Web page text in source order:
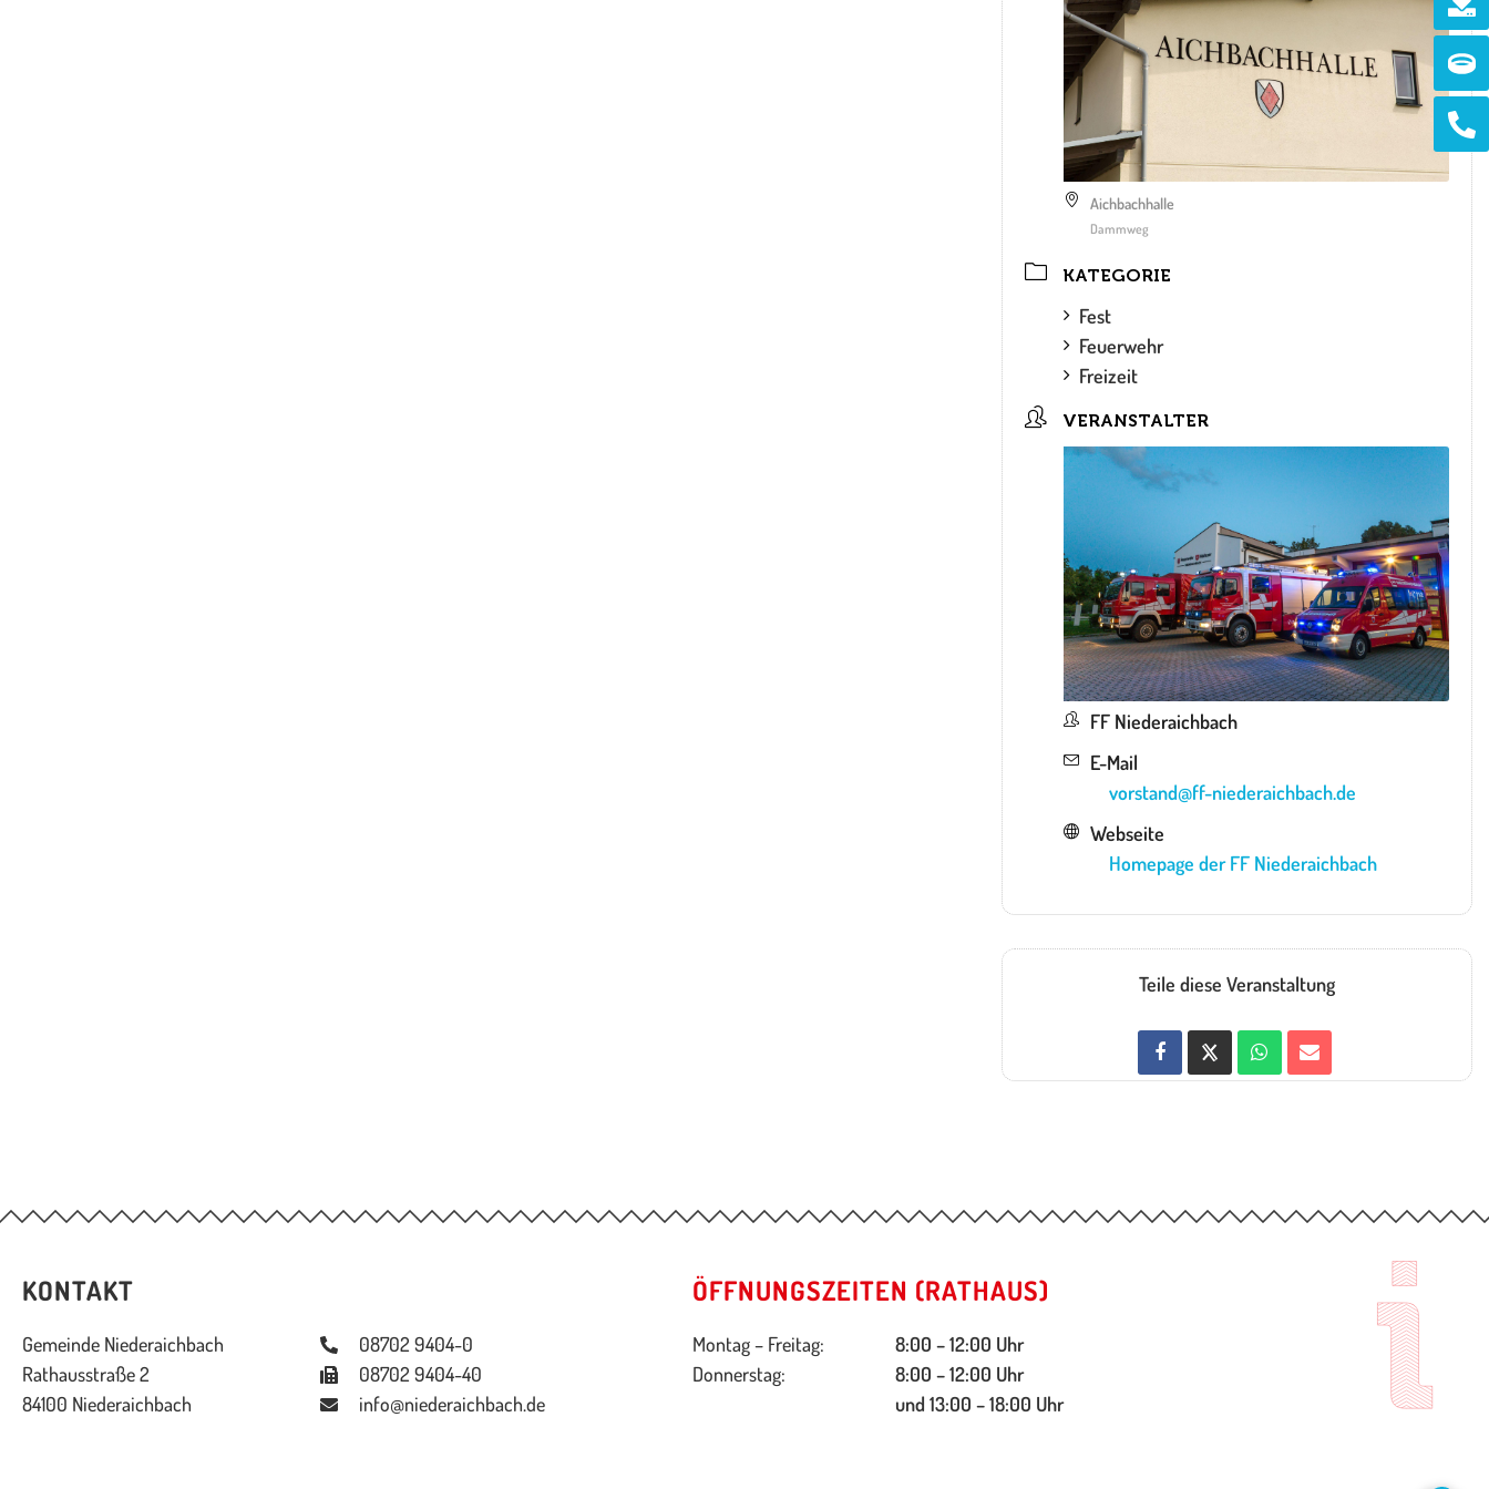
Aichbachhalle
Dammweg
KATEGORIE
Fest
Feuerwehr
Freizeit
VERANSTALTER
FF Niederaichbach
E-Mail
vorstand@ff-niederaichbach.de
Webseite
Homepage der FF Niederaichbach
Teile diese Veranstaltung
KONTAKT
Gemeinde Niederaichbach
Rathausstraße 2
84100 Niederaichbach
08702 9404-0
08702 9404-40
info@niederaichbach.de
ÖFFNUNGSZEITEN (RATHAUS)
Montag – Freitag:
8:00 – 12:00 Uhr
Donnerstag:
8:00 – 12:00 Uhr
und 13:00 – 18:00 Uhr
alt